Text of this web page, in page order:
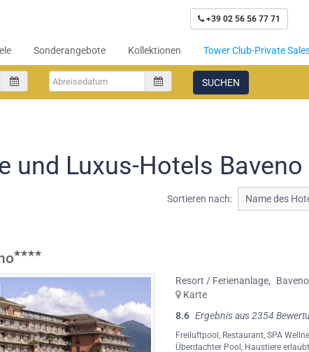
+39 02 56 56 77 71
Sonderangebote Kollektionen Tower Club-Private
SUCHEN
und Luxus-Hotels
Sortieren nach: Name des
Resort / Ferienanlage,
Karte
8.6 Ergebnis aus 2354
Freiluftpool, Restaurant,SPA
Überdachter Pool, Haustiere